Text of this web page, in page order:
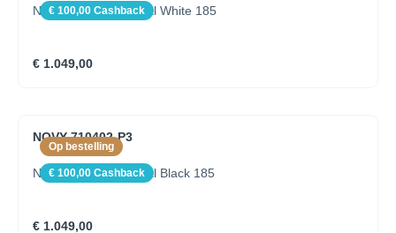
€ 100,00 Cashback
Novy Pendant Mineral White 185
€ 1.049,00
Op bestelling
€ 100,00 Cashback
NOVY 710402-P3
Novy Pendant Mineral Black 185
€ 1.049,00